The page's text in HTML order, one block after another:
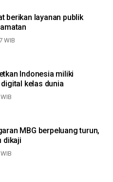
berikan layanan publik
WIB
Indonesia miliki
kelas dunia
MBG berpeluang turun,
dikaji